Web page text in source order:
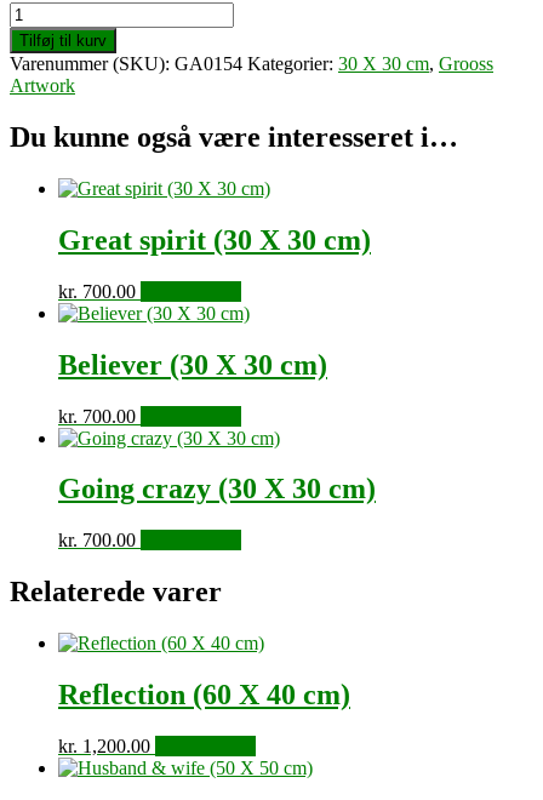
Summer
madness
(30
X
30
antal
Tilføj til kurv
Varenummer (SKU): GA0154 Kategorier: 30 X 30 cm, Grooss
Artwork
Du kunne også være interesseret i…
Great spirit (30 X 30 cm)
kr. 700.00
Believer (30 X 30 cm)
kr. 700.00
Going crazy (30 X 30 cm)
kr. 700.00
Relaterede varer
Reflection (60 X 40 cm)
kr. 1,200.00